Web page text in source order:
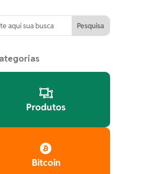

Produtos

Bitcoin